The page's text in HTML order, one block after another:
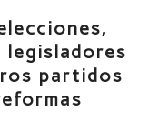
legisladores
partidos